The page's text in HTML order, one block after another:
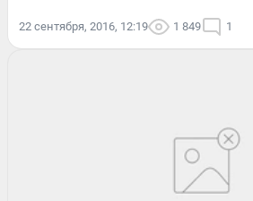
22 сентября, 2016, 12:19 1 849 1